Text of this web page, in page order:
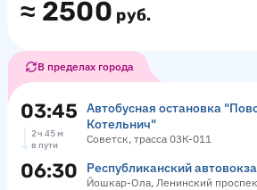
≈ 2500 руб.
В пределах города
03:45
Автобусная остановка
Котельнич"
Советск, трасса 03К-011
2 ч 45 м
в пути
06:30 Республиканский
Йошкар-Ола, Ленинский